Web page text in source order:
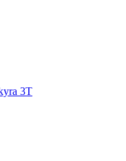
3T